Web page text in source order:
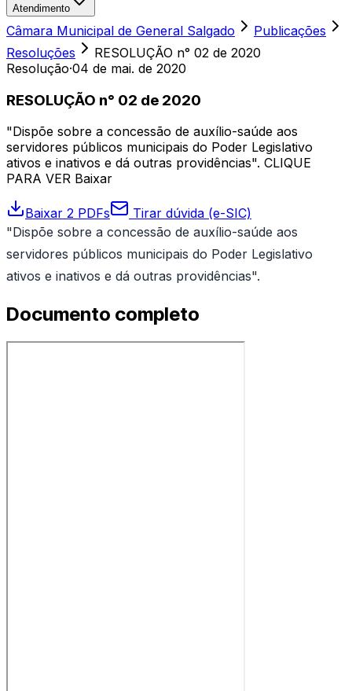
Atendimento
Câmara Municipal de General Salgado
Publicações
Resoluções
RESOLUÇÃO n° 02 de 2020
Resolução·04 de mai. de 2020
RESOLUÇÃO n° 02 de 2020
"Dispõe sobre a concessão de auxílio-saúde aos
servidores públicos municipais do Poder Legislativo
ativos e inativos e dá outras providências". CLIQUE
PARA VER Baixar
Baixar 2 PDFs
Tirar dúvida (e-SIC)
"Dispõe sobre a concessão de auxílio-saúde aos
servidores públicos municipais do Poder Legislativo
ativos e inativos e dá outras providências".
Documento completo